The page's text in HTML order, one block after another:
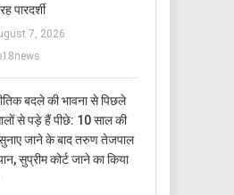
पारदर्शी
7, 2026
बदले की भावना से पिछले
से पड़े हैं पीछे: 10 साल की
जाने के बाद तरुण तेजपाल
सुप्रीम कोर्ट जाने का किया